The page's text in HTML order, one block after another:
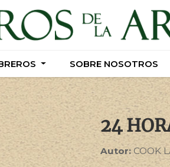
SOBRE NOSOTROS
SOBRE NOSOTROS
24
Autor: COOK